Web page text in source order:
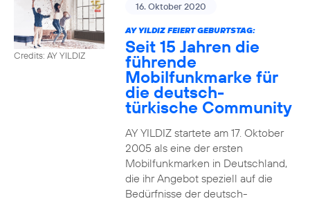
Credits: AY YILDIZ
16. Oktober 2020
AY YILDIZ FEIERT GEBURTSTAG:
Seit 15 Jahren die
führende
Mobilfunkmarke für
die deutsch-
türkische Community
AY YILDIZ startete am 17. Oktober
2005 als eine der ersten
Mobilfunkmarken in Deutschland,
die ihr Angebot speziell auf die
Bedürfnisse der deutsch-